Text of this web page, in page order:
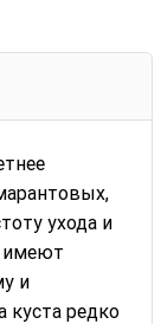
ухода и
имеют
и
куста редко